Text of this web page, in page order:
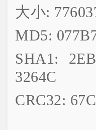
大小:
MD5:
SHA1:
3264C
CRC32: